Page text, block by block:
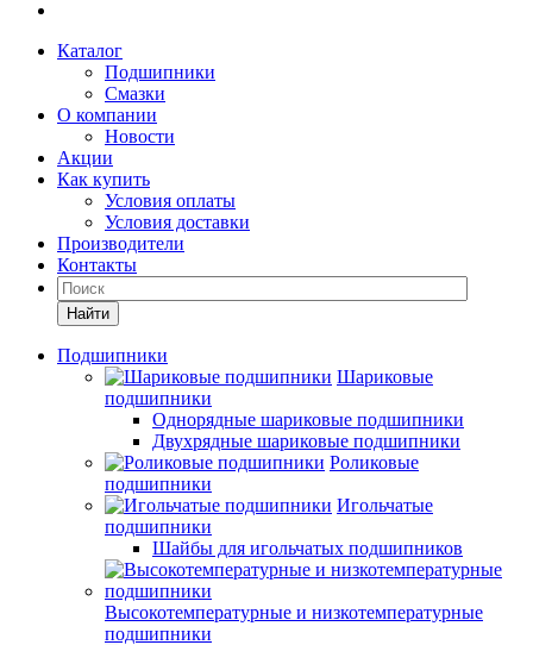
Каталог
Подшипники
Смазки
О компании
Новости
Акции
Как купить
Условия оплаты
Условия доставки
Производители
Контакты
Найти
Подшипники
Шариковые
подшипники
Однорядные шариковые подшипники
Двухрядные шариковые подшипники
Роликовые
подшипники
Игольчатые
подшипники
Шайбы для игольчатых подшипников
Высокотемпературные и низкотемпературные
подшипники